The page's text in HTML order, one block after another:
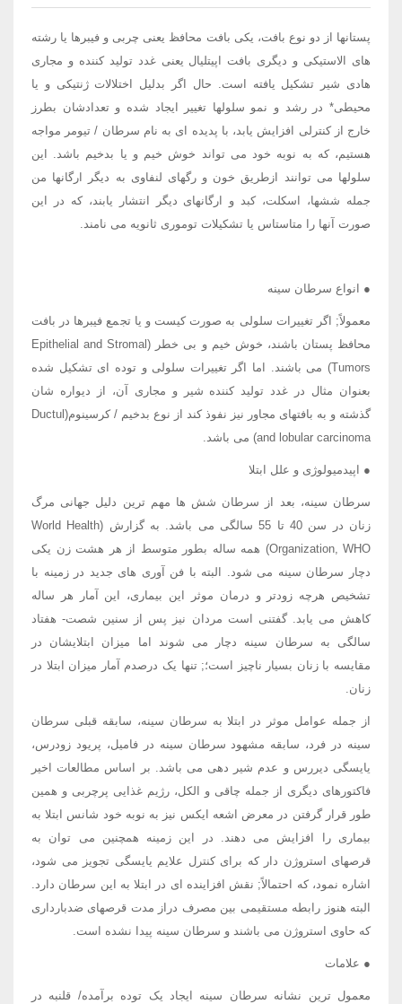
پستانها از دو نوع بافت، یکی بافت محافظ یعنی چربی و فیبرها یا رشته
های الاستیکی و دیگری بافت اپیتلیال یعنی غدد تولید کننده و مجاری
هادی شیر تشکیل یافته است. حال اگر بدلیل اختلالات ژنتیکی و یا
محیطی* در رشد و نمو سلولها تغییر ایجاد شده و تعدادشان بطرز
خارج از کنترلی افزایش یابد، با پدیده ای به نام سرطان / تیومر مواجه
هستیم، که به نوبه خود می تواند خوش خیم و یا بدخیم باشد. این
سلولها می توانند ازطریق خون و رگهای لنفاوی به دیگر ارگانها من
جمله ششها، اسکلت، کبد و ارگانهای دیگر انتشار یابند، که در این
صورت آنها را متاستاس یا تشکیلات توموری ثانویه می نامند.
● انواع سرطان سینه
معمولاً; اگر تغییرات سلولی به صورت کیست و یا تجمع فیبرها در بافت
محافظ پستان باشند، خوش خیم و بی خطر (Epithelial and Stromal
Tumors) می باشند. اما اگر تغییرات سلولی و توده ای تشکیل شده
بعنوان مثال در غدد تولید کننده شیر و مجاری آن، از دیواره شان
گذشته و به بافتهای مجاور نیز نفوذ کند از نوع بدخیم / کرسینوم(Ductul
and lobular carcinoma) می باشد.
● اپیدمیولوژی و علل ابتلا
سرطان سینه، بعد از سرطان شش ها مهم ترین دلیل جهانی مرگ
زنان در سن 40 تا 55 سالگی می باشد. به گزارش (World Health
Organization, WHO) همه ساله بطور متوسط از هر هشت زن یکی
دچار سرطان سینه می شود. البته با فن آوری های جدید در زمینه با
تشخیص هرچه زودتر و درمان موثر این بیماری، این آمار هر ساله
کاهش می یابد. گفتنی است مردان نیز پس از سنین شصت- هفتاد
سالگی به سرطان سینه دچار می شوند اما میزان ابتلایشان در
مقایسه با زنان بسیار ناچیز است؛; تنها یک درصدم آمار میزان ابتلا در
زنان.
از جمله عوامل موثر در ابتلا به سرطان سینه، سابقه قبلی سرطان
سینه در فرد، سابقه مشهود سرطان سینه در فامیل، پریود زودرس،
یایسگی دیررس و عدم شیر دهی می باشد. بر اساس مطالعات اخیر
فاکتورهای دیگری از جمله چاقی و الکل، رژیم غذایی پرچربی و همین
طور قرار گرفتن در معرض اشعه ایکس نیز به نوبه خود شانس ابتلا به
بیماری را افزایش می دهند. در این زمینه همچنین می توان به
قرصهای استروژن دار که برای کنترل علایم یایسگی تجویز می شود،
اشاره نمود، که احتمالاً; نقش افزاینده ای در ابتلا به این سرطان دارد.
البته هنوز رابطه مستقیمی بین مصرف دراز مدت قرصهای ضدبارداری
که حاوی استروژن می باشند و سرطان سینه پیدا نشده است.
● علامات
معمول ترین نشانه سرطان سینه ایجاد یک توده برآمده/ قلنبه در